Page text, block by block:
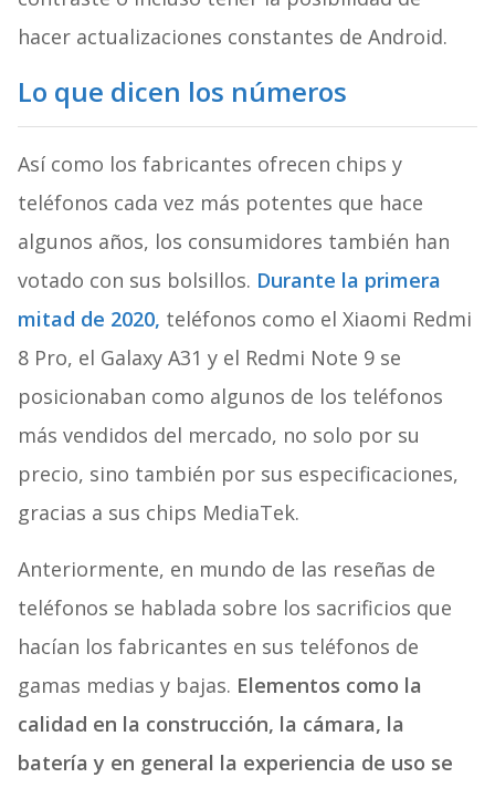
hacer actualizaciones constantes de Android.
Lo que dicen los números
Así como los fabricantes ofrecen chips y
teléfonos cada vez más potentes que hace
algunos años, los consumidores también han
votado con sus bolsillos. Durante la primera
mitad de 2020, teléfonos como el Xiaomi Redmi
8 Pro, el Galaxy A31 y el Redmi Note 9 se
posicionaban como algunos de los teléfonos
más vendidos del mercado, no solo por su
precio, sino también por sus especificaciones,
gracias a sus chips MediaTek.
Anteriormente, en mundo de las reseñas de
teléfonos se hablada sobre los sacrificios que
hacían los fabricantes en sus teléfonos de
gamas medias y bajas. Elementos como la
calidad en la construcción, la cámara, la
batería y en general la experiencia de uso se